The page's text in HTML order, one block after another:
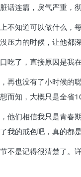
话连篇，戾气严重，彻
不知道可以做什么，
压力的时候，让他都
吃了，直接原因是我
再也没有了小时候的
而知，大概只是全省
他们相信我只是青春
我的戒色吧，真的都
不是记得很清楚了。